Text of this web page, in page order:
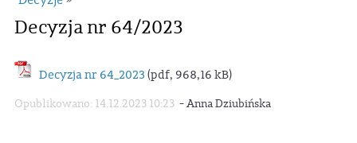
Decyzja nr 64/2023
Decyzja nr 64_2023 (pdf, 968,16 kB)
Opublikowano: 14.12.2023 10:23 -Anna Dziubińska